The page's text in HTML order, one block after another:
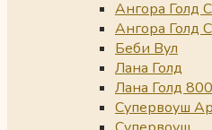
Ангора Голд
Ангора Голд
Беби Вул
Лана Голд
Лана Голд 800
Супервоуш